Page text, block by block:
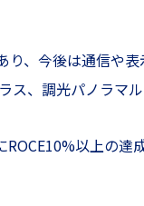
、今後は通信や
、調光パノラマ
以上の達